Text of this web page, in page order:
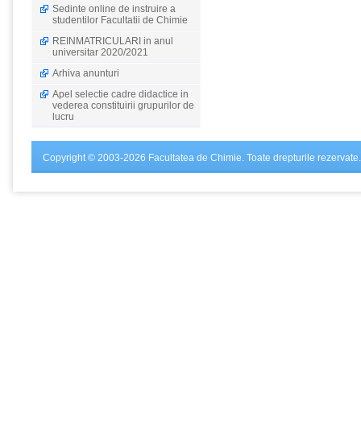
Sedinte online de instruire a
studentilor Facultatii de Chimie
REINMATRICULARI in anul
universitar 2020/2021
Arhiva anunturi
Apel selectie cadre didactice in
vederea constituirii grupurilor de
lucru
Copyright © 2003-2026 Facultatea de Chimie. Toate drepturile